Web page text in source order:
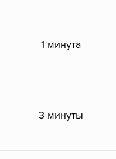
1 минута
3 минуты